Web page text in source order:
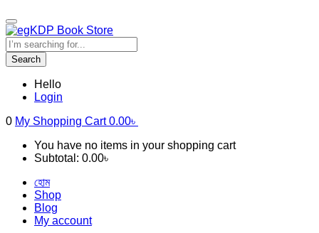
Search
Hello
Login
0 My Shopping Cart0.00৳
You have no items in your shopping cart
Subtotal: 0.00৳
হোম
Shop
Blog
My account